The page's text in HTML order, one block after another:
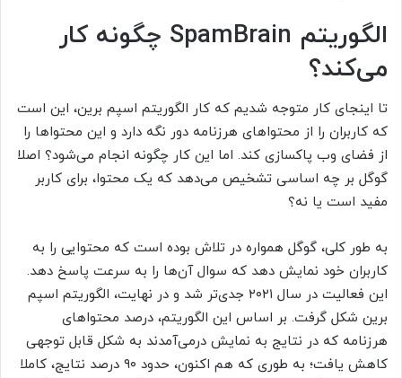
الگوریتم SpamBrain چگونه کار
می‌کند؟
تا اینجای کار متوجه شدیم که کار الگوریتم اسپم برین، این است
که کاربران را از محتواهای هرزنامه دور نگه دارد و این محتواها را
از فضای وب پاکسازی کند. اما این کار چگونه انجام می‌شود؟ اصلا
گوگل بر چه اساسی تشخیص می‌دهد که یک محتوا، برای کاربر
مفید است یا نه؟
به طور کلی، گوگل همواره در تلاش بوده است که محتوایی را به
کاربران خود نمایش دهد که سوال آن‌ها را به سرعت پاسخ دهد.
این فعالیت در سال ۲۰۲۱ جدی‌تر شد و در نهایت، الگوریتم اسپم
برین شکل گرفت. بر اساس این الگوریتم، درصد محتواهای
هرزنامه که در نتایج به نمایش درمی‌آمدند به شکل قابل توجهی
کاهش یافت؛ به طوری که هم اکنون، حدود ۹۰ درصد نتایج، کاملا